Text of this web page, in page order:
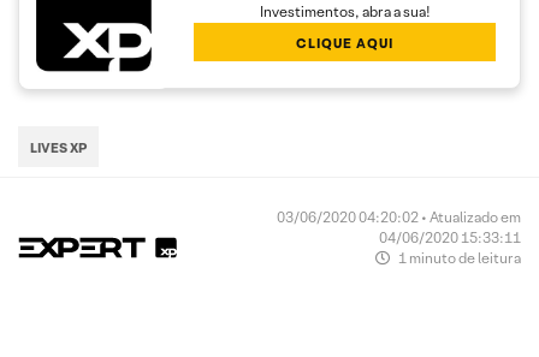
Investimentos, abra a sua!
CLIQUE AQUI
LIVES XP
03/06/2020 04:20:02 • Atualizado em
04/06/2020 15:33:11
1 minuto de leitura